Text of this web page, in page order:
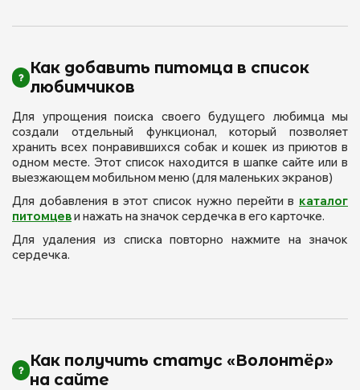
Как добавить питомца в список
любимчиков
Для упрощения поиска своего будущего любимца мы
создали отдельный функционал, который позволяет
хранить всех понравившихся собак и кошек из приютов в
одном месте. Этот список находится в шапке сайте или в
выезжающем мобильном меню (для маленьких экранов)
Для добавления в этот список нужно перейти в каталог
питомцеви нажать на значок сердечка в его карточке.
Для удаления из списка повторно нажмите на значок
сердечка.
Как получить статус «Волонтёр»
на сайте